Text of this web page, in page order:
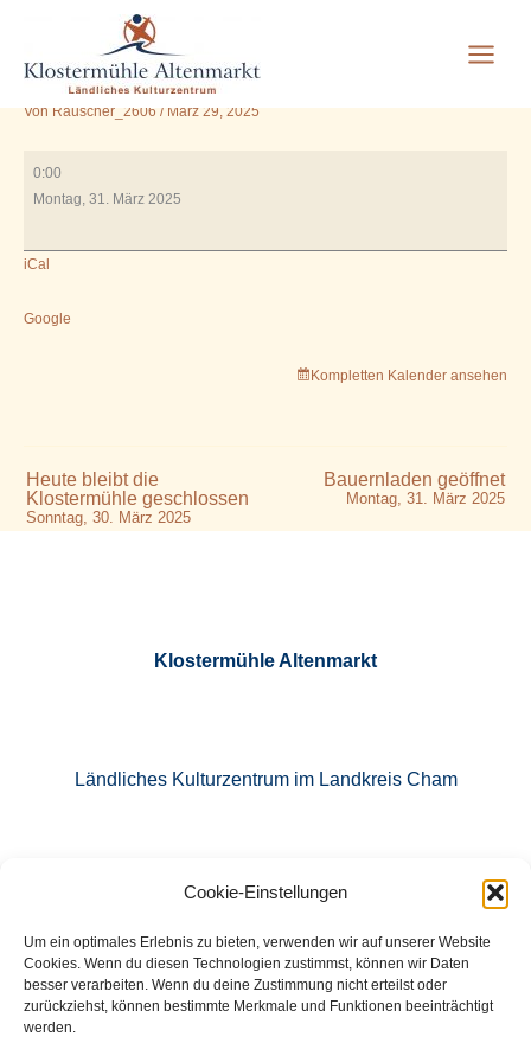
Cookie-Einstellungen
Um ein optimales Erlebnis zu bieten, verwenden wir auf unserer Website
Cookies. Wenn du diesen Technologien zustimmst, können wir Daten
besser verarbeiten. Wenn du deine Zustimmung nicht erteilst oder
zurückziehst, können bestimmte Merkmale und Funktionen beeinträchtigt
werden.
springen
VHS 9.00 Uhr Joga im
Vortragsraum
VonRauscher_2606/März 29, 2025
im
0:00
Montag, 31. März 2025
iCal
Google
Kompletten Kalender ansehen
Heute bleibt die
Klostermühle geschlossen
Sonntag, 30. März 2025
Bauernladen geöffnet
Montag, 31. März 2025
Klostermühle Altenmarkt
Ländliches Kulturzentrum im Landkreis Cham
E-Mail: info@klostermuehle-altenmarkt.de
Tel.: 09971 760871